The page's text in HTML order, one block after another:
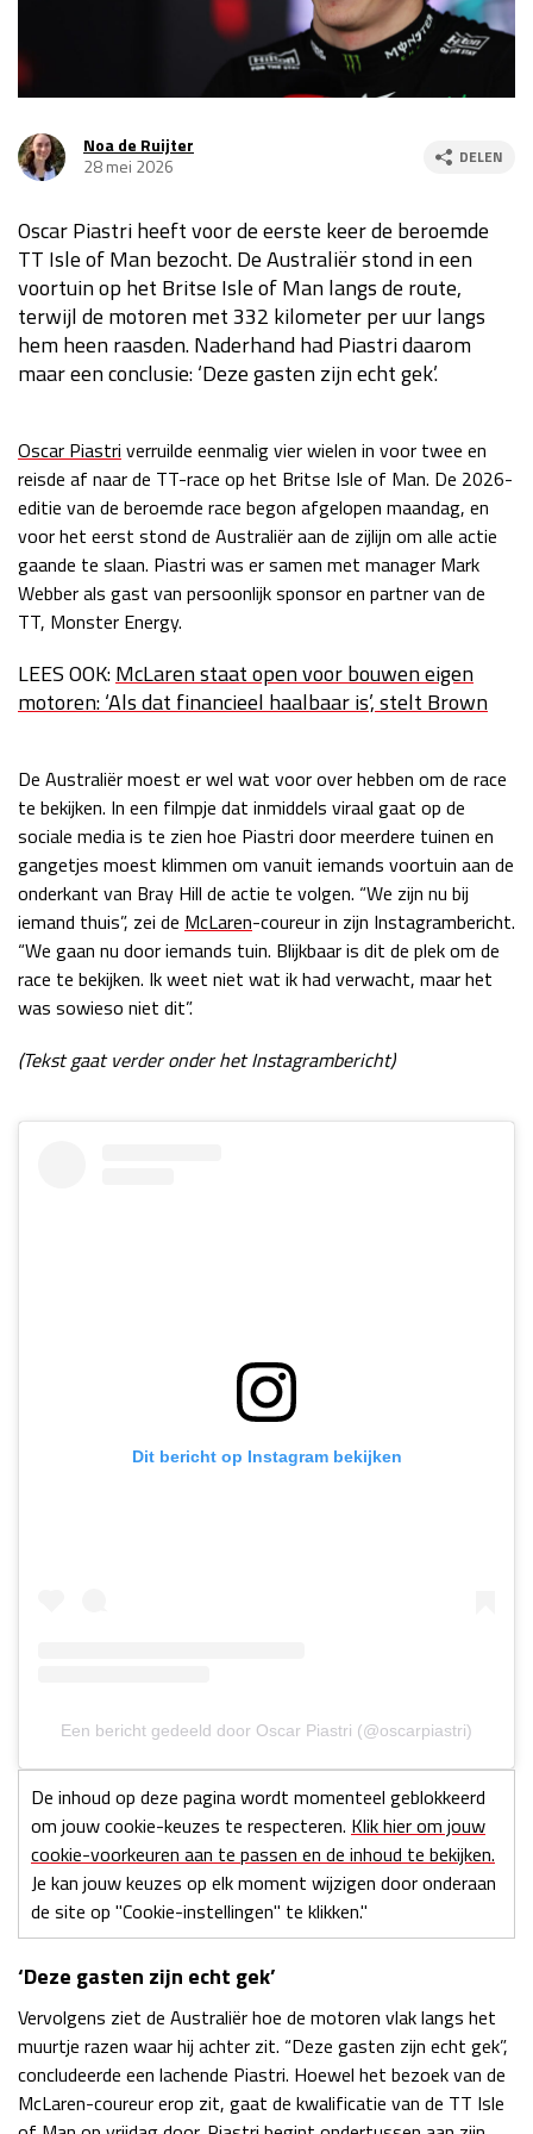
za 13:00 - 15:00
Kwalificatie
za 23:00 - 00:00
Race
zo 21:00 - 23:00
Kwalificatie
za 22:00 - 23:00
Race
zo 21:00 - 23:00
Kwalificatie
za 19:00 - 20:00
Race
zo 18:00 - 20:00
LAS VEGAS GRAND PRIX 2026 20 - 22 nov
Kwalificatie
Kwalificatie
za 19:00 - 20:00
Race
zo 17:00 - 19:00
GP ABU DHABI 2026 04 - 06 dec
Kwalificatie
za 15:00 - 16:00
Noa de Ruijter
28 mei 2026
DELEN
Oscar Piastri heeft voor de eerste keer de beroemde
TT Isle of Man bezocht. De Australiër stond in een
voortuin op het Britse Isle of Man langs de route,
terwijl de motoren met 332 kilometer per uur langs
hem heen raasden. Naderhand had Piastri daarom
maar een conclusie: ‘Deze gasten zijn echt gek’.
Oscar Piastri verruilde eenmalig vier wielen in voor twee en
reisde af naar de TT-race op het Britse Isle of Man. De 2026-
editie van de beroemde race begon afgelopen maandag, en
voor het eerst stond de Australiër aan de zijlijn om alle actie
gaande te slaan. Piastri was er samen met manager Mark
Webber als gast van persoonlijk sponsor en partner van de
TT, Monster Energy.
LEES OOK:McLaren staat open voor bouwen eigen
motoren: ‘Als dat financieel haalbaar is’, stelt Brown
De Australiër moest er wel wat voor over hebben om de race
te bekijken. In een filmpje dat inmiddels viraal gaat op de
sociale media is te zien hoe Piastri door meerdere tuinen en
gangetjes moest klimmen om vanuit iemands voortuin aan de
onderkant van Bray Hill de actie te volgen. “We zijn nu bij
iemand thuis”, zei de McLaren-coureur in zijn Instagrambericht.
“We gaan nu door iemands tuin. Blijkbaar is dit de plek om de
race te bekijken. Ik weet niet wat ik had verwacht, maar het
was sowieso niet dit”.
(Tekst gaat verder onder het Instagrambericht)
Dit bericht op Instagram bekijken
Een bericht gedeeld door Oscar Piastri (@oscarpiastri)
De inhoud op deze pagina wordt momenteel geblokkeerd
om jouw cookie-keuzes te respecteren. Klik hier om jouw
cookie-voorkeuren aan te passen en de inhoud te bekijken.
Je kan jouw keuzes op elk moment wijzigen door onderaan
de site op "Cookie-instellingen" te klikken."
‘Deze gasten zijn echt gek’
Vervolgens ziet de Australiër hoe de motoren vlak langs het
muurtje razen waar hij achter zit. “Deze gasten zijn echt gek”,
concludeerde een lachende Piastri. Hoewel het bezoek van de
McLaren-coureur erop zit, gaat de kwalificatie van de TT Isle